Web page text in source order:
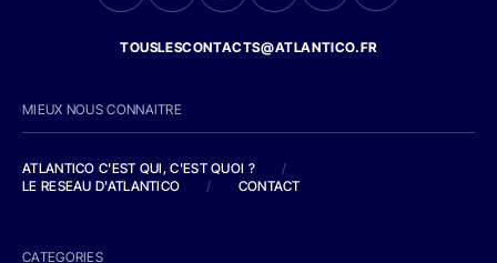
TOUSLESCONTACTS@ATLANTICO.FR
MIEUX NOUS CONNAITRE
ATLANTICO C'EST QUI, C'EST QUOI ?
/
LE RESEAU D'ATLANTICO
/ CONTACT
CATEGORIES